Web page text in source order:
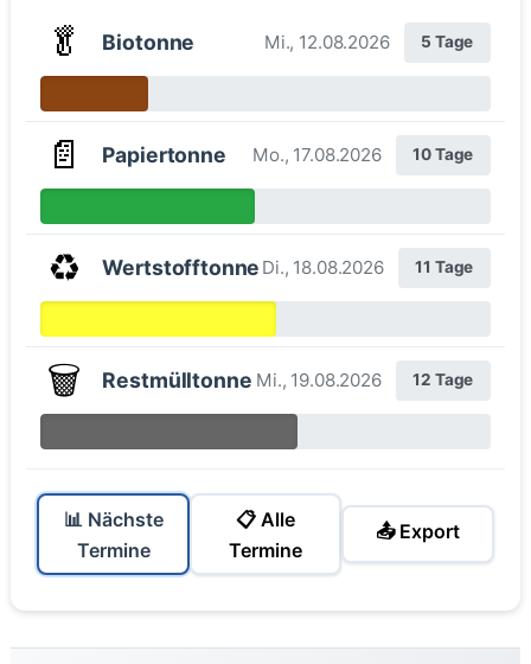
🥬 Biotonne Mi., 12.08.2026 5 Tage
📄 Papiertonne Mo., 17.08.2026 10 Tage
♻️ Wertstofftonne Di., 18.08.2026 11 Tage
🗑️ Restmülltonne Mi., 19.08.2026 12 Tage
📊 Nächste
Termine
📋 Alle
Termine
📤 Export